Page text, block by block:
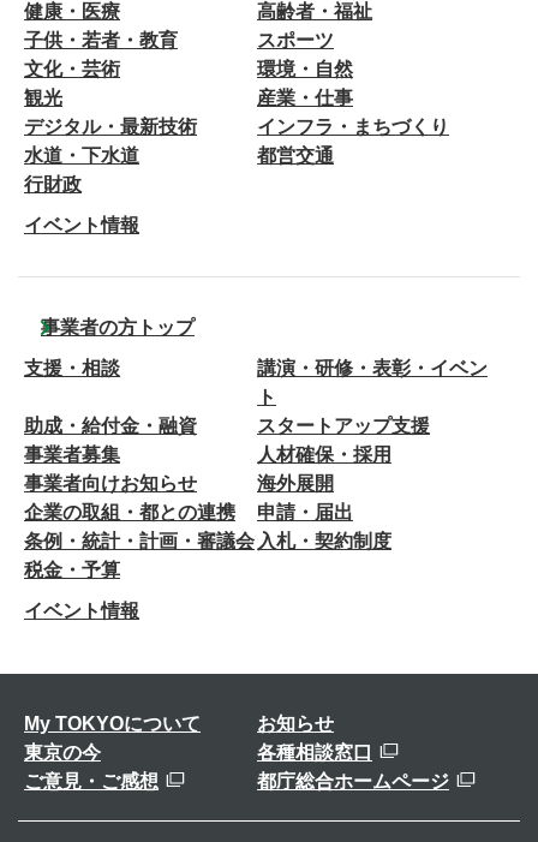
健康・医療
高齢者・福祉
子供・若者・教育
スポーツ
文化・芸術
環境・自然
観光
産業・仕事
デジタル・最新技術
インフラ・まちづくり
水道・下水道
都営交通
行財政
イベント情報
事業者の方トップ
支援・相談
講演・研修・表彰・イベン
ト
助成・給付金・融資
スタートアップ支援
事業者募集
人材確保・採用
事業者向けお知らせ
海外展開
企業の取組・都との連携
申請・届出
条例・統計・計画・審議会 入札・契約制度
税金・予算
イベント情報
My TOKYOについて
お知らせ
東京の今
各種相談窓口
ご意見・ご感想
都庁総合ホームページ